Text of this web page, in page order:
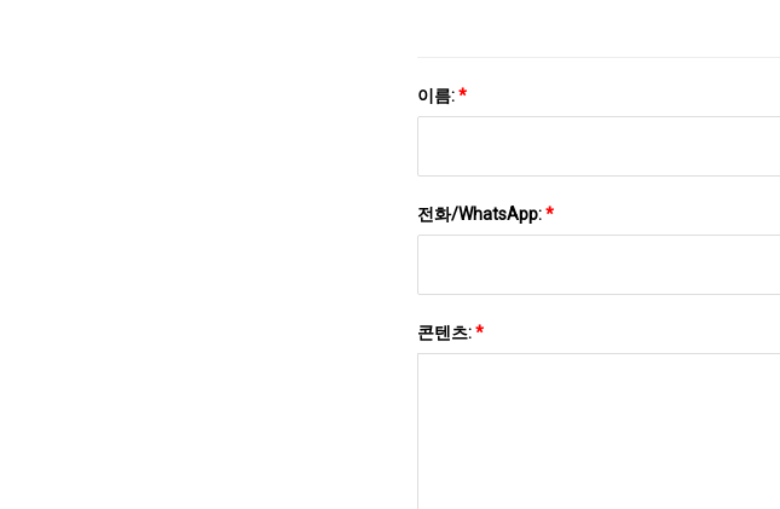
이름:*
전화/WhatsApp:*
콘텐츠:*